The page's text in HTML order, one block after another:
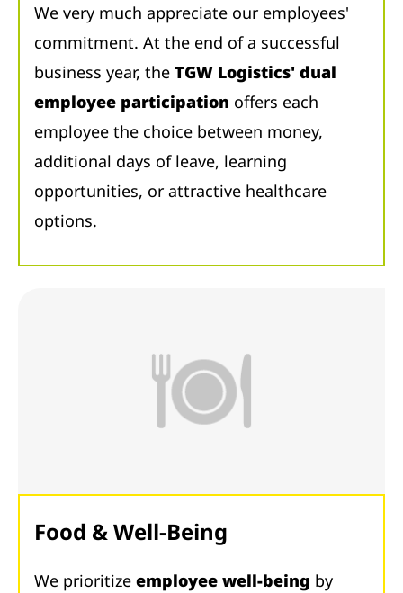
We very much appreciate our employees'
commitment. At the end of a successful
business year, the TGW Logistics' dual
employee participation offers each
employee the choice between money,
additional days of leave, learning
opportunities, or attractive healthcare
options.
Food & Well-Being
We prioritize employee well-being by